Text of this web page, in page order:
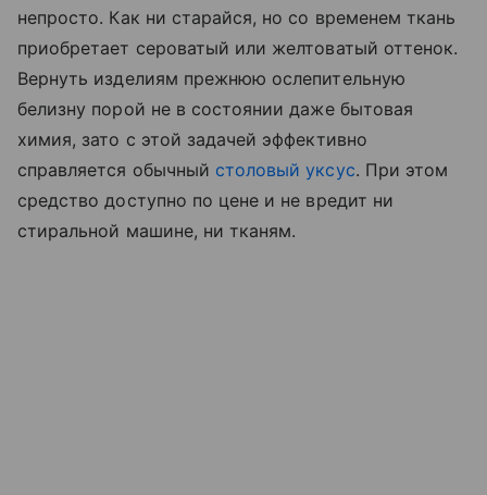
непросто. Как ни старайся, но со временем ткань
приобретает сероватый или желтоватый оттенок.
Вернуть изделиям прежнюю ослепительную
белизну порой не в состоянии даже бытовая
химия, зато с этой задачей эффективно
справляется обычный столовый уксус. При этом
средство доступно по цене и не вредит ни
стиральной машине, ни тканям.